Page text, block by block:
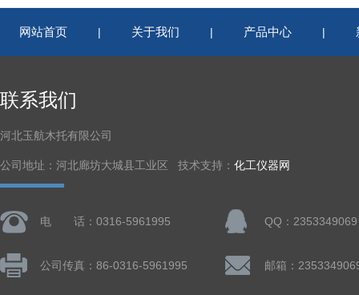
网站首页 | 关于我们 | 产品中心 |
联系我们
河北玉航木托有限公司
公司地址：河北廊坊大城县工业区 技术支持： 化工仪器网
电 话：0316-5961995 QQ：2353349069
公司传真：86-0316-5961995 邮箱：